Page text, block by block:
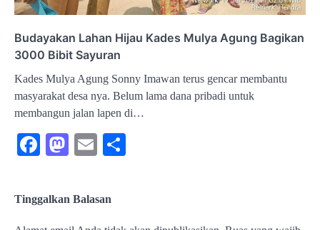
Budayakan Lahan Hijau Kades Mulya Agung Bagikan
3000 Bibit Sayuran
Kades Mulya Agung Sonny Imawan terus gencar membantu
masyarakat desa nya. Belum lama dana pribadi untuk
membangun jalan lapen di…
Facebook
Mastodon
Email
Tinggalkan Balasan